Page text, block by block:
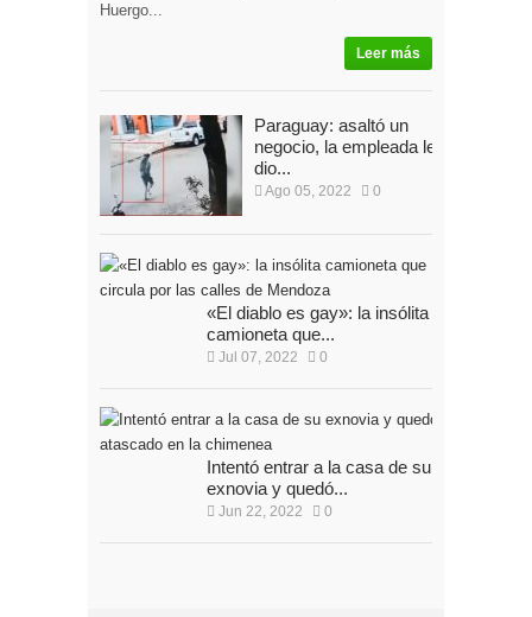
Huergo...
Leer más
Paraguay: asaltó un
negocio, la empleada le
dio...
Ago 05, 2022 0
«El diablo es gay»: la insólita
camioneta que...
Jul 07, 2022 0
Intentó entrar a la casa de su
exnovia y quedó...
Jun 22, 2022 0